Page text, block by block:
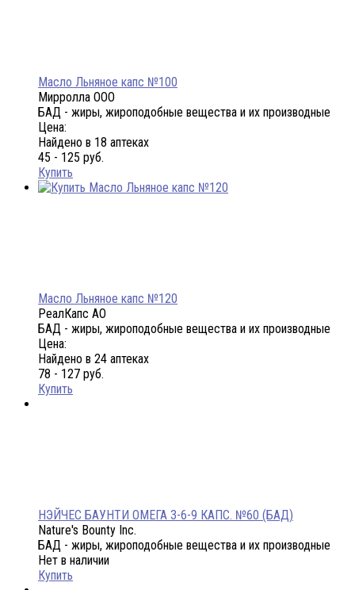
Масло Льняное капс №100
Мирролла ООО
БАД - жиры, жироподобные вещества и их производные
Цена:
Найдено в 18 аптеках
45 - 125 руб.
Купить
Масло Льняное капс №120
РеалКапс АО
БАД - жиры, жироподобные вещества и их производные
Цена:
Найдено в 24 аптеках
78 - 127 руб.
Купить
НЭЙЧЕС БАУНТИ ОМЕГА 3-6-9 КАПС. №60 (БАД)
Nature's Bounty Inc.
БАД - жиры, жироподобные вещества и их производные
Нет в наличии
Купить